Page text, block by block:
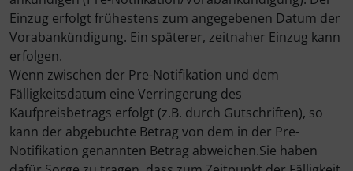
Einzug erfolgt frühestens zum angegebenen Datum der
Vorabankündigung. Ein späterer, zeitnaher Einzug kann
erfolgen.
Wenn zwischen der Pre-Notifikation und dem
Fälligkeitsdatum eine Verringerung des
Kaufpreisbetrags erfolgt (z.B. durch Gutschriften), so
kann der abgebuchte Betrag von dem in der Pre-
Notifikation genannten Betrag abweichen.Sie haben